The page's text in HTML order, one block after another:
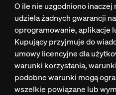
O ile nie uzgodniono inaczej
udziela żadnych gwarancji
oprogramowanie, aplikacje
Kupujący przyjmuje do
umowy licencyjne dla
warunki korzystania,
podobne warunki mogą
wszelkie powiązane lub